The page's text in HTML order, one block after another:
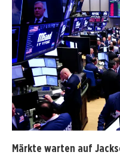
Märkte warten auf